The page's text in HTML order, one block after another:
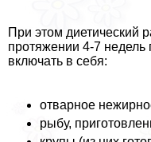
При этом диетический
протяжении 4-7
включать в себя:
отварное
рыбу,